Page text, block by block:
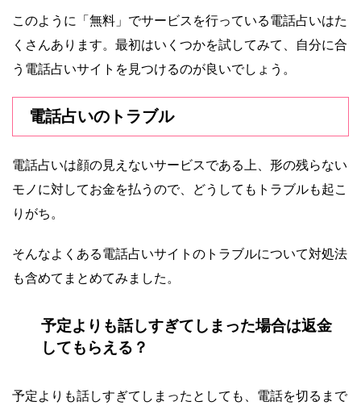
このように「無料」でサービスを行っている電話占いはた
くさんあります。最初はいくつかを試してみて、自分に合
う電話占いサイトを見つけるのが良いでしょう。
電話占いのトラブル
電話占いは顔の見えないサービスである上、形の残らない
モノに対してお金を払うので、どうしてもトラブルも起こ
りがち。
そんなよくある電話占いサイトのトラブルについて対処法
も含めてまとめてみました。
予定よりも話しすぎてしまった場合は返金
してもらえる？
予定よりも話しすぎてしまったとしても、電話を切るまで